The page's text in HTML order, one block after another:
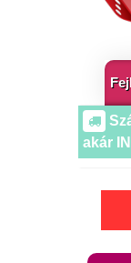
akár